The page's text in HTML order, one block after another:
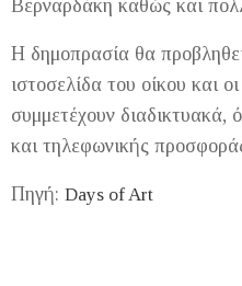
Βερναρδάκη καθώς και
Η δημοπρασία θα
ιστοσελίδα του οίκου και
συμμετέχουν
και τηλεφωνικής
Πηγή: Days of Art